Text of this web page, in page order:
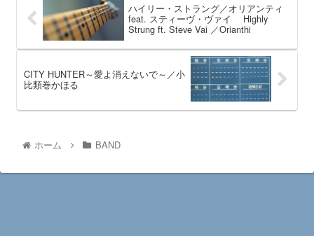
ハイリー・ストラング／オリアンティ
feat. スティーヴ・ヴァイ Highly
Strung ft. Steve Vai ／Orianthi
CITY HUNTER～愛よ消えないで～／小
比類巻かほる
ホーム BAND